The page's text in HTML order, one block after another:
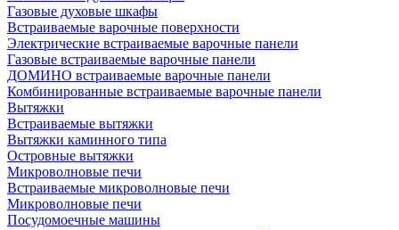
Газовые духовые шкафы
Встраиваемые варочные поверхности
Электрические встраиваемые варочные панели
Газовые встраиваемые варочные панели
ДОМИНО встраиваемые варочные панели
Комбинированные встраиваемые варочные панели
Вытяжки
Встраиваемые вытяжки
Вытяжки каминного типа
Островные вытяжки
Микроволновые печи
Встраиваемые микроволновые печи
Микроволновые печи
Посудомоечные машины